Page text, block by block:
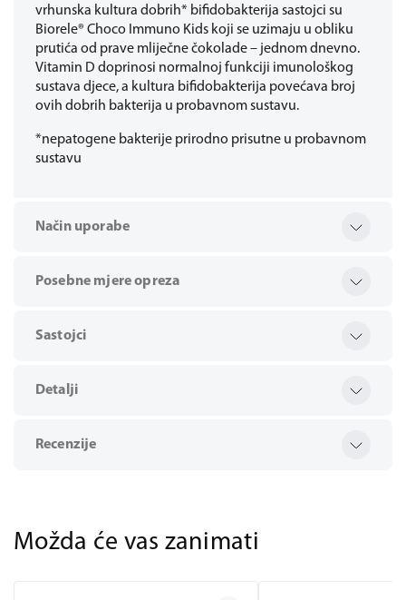
vrhunska kultura dobrih* bifidobakterija sastojci su
Biorele® Choco Immuno Kids koji se uzimaju u obliku
prutića od prave mliječne čokolade – jednom dnevno.
Vitamin D doprinosi normalnoj funkciji imunološkog
sustava djece, a kultura bifidobakterija povećava broj
ovih dobrih bakterija u probavnom sustavu.
*nepatogene bakterije prirodno prisutne u probavnom
sustavu
Način uporabe
Posebne mjere opreza
Sastojci
Detalji
Recenzije
Možda će vas zanimati